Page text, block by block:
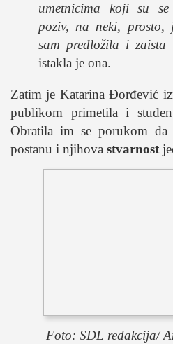
umetnicima koji su
poziv, na neki, prosto,
sam predložila i
istakla je ona.
Zatim je Katarina Đorđević
publikom primetila i
Obratila im se porukom
postanu i njihova stvarnost
Foto: SDL redakcija/